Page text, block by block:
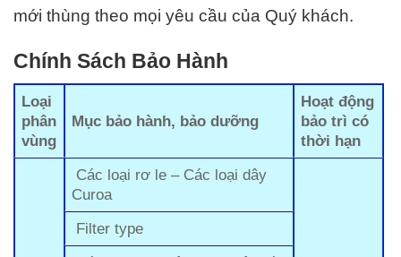
mới thùng theo mọi yêu cầu của Quý khách.
Chính Sách Bảo Hành
Loại
phân
vùng
Mục bảo hành, bảo dưỡng
Hoạt động
bảo trì có
thời hạn
Các loại rơ le – Các loại dây
Curoa
Filter type